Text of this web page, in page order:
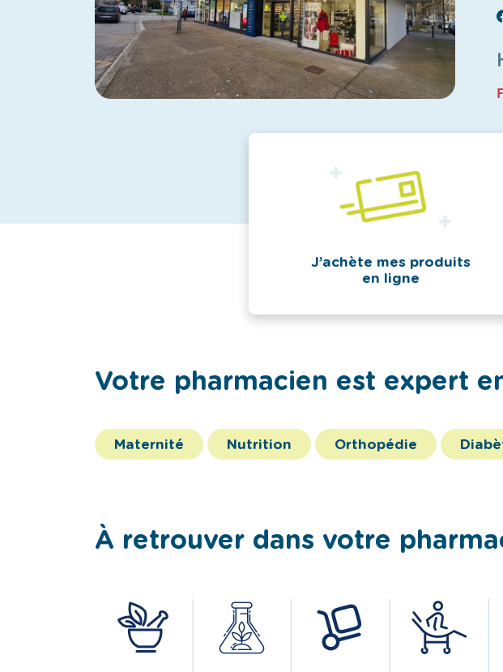
J’achète mes produits
en ligne
Votre pharmacien est expert
Maternité Nutrition Orthopédie
À retrouver dans votre